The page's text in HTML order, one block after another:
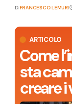
ARTICOLO
Come
sta
creare i
DiFRANCESCO LEMURI